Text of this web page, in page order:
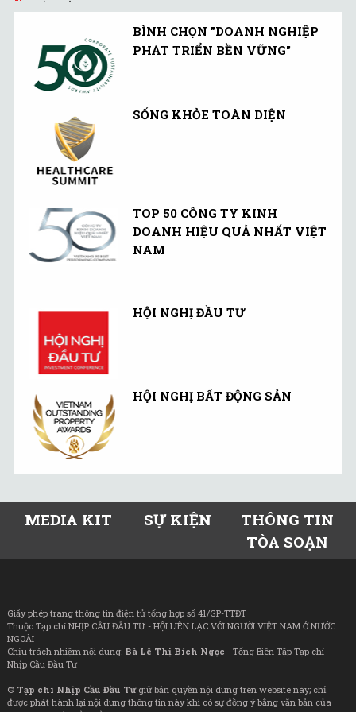
BÌNH CHỌN "DOANH NGHIỆP
PHÁT TRIỂN BỀN VỮNG"
SỐNG KHỎE TOÀN DIỆN
TOP 50 CÔNG TY KINH
DOANH HIỆU QUẢ NHẤT VIỆT
NAM
HỘI NGHỊ ĐẦU TƯ
HỘI NGHỊ BẤT ĐỘNG SẢN
MEDIA KIT SỰ KIỆN
THÔNG TIN
TÒA SOẠN
Giấy phép trang thông tin điện tử tổng hợp số 41/GP-TTĐT
Thuộc Tạp chí NHỊP CẦU ĐẦU TƯ - HỘI LIÊN LẠC VỚI NGƯỜI VIỆT NAM Ở NƯỚC
NGOÀI
Chịu trách nhiệm nội dung: Bà Lê Thị Bích Ngọc - Tổng Biên Tập Tạp chí
Nhịp Cầu Đầu Tư
© Tạp chí Nhịp Cầu Đầu Tưgiữ bản quyền nội dung trên website này; chỉ
được phát hành lại nội dung thông tin này khi có sự đồng ý bằng văn bản của